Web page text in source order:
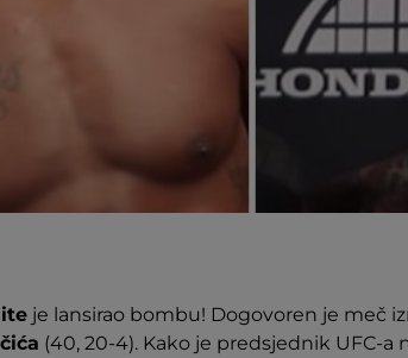
je lansirao bombu! Dogovoren je meč
(40, 20-4). Kako je predsjednik UFC-a